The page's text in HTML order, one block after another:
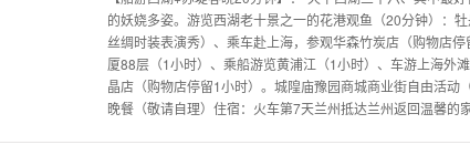
的妖娆多姿。游览西湖老十景之一的花港观鱼（20分钟）：
丝绸时装表演秀）、乘车赴上海，参观华森竹炭店（购物店
厦88层（1小时）、乘船游览黄浦江（1小时）、车游上海外
晶店（购物店停留1小时）。城隍庙豫园商城商业街自由活动
晚餐（敬请自理）住宿：火车第7天兰州抵达兰州返回温馨的家